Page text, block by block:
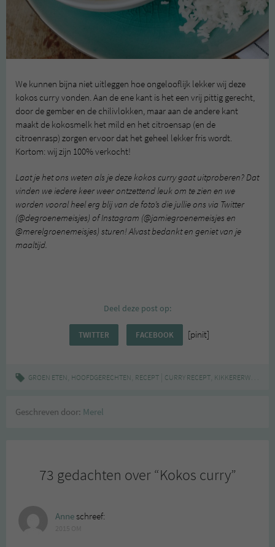
We kunnen bijna niet uitleggen hoe ongelooflijk lekker wij deze
kokos curry vonden. Aan de ene kant is het een vrij pittig gerecht,
door de gember en de chilivlokken, maar aan de andere kant
maakt de kokosmelk het mild en het citroensap (en de
citroenrasp) zorgen ervoor dat het geheel lekker fris wordt.
Kortom: wij zijn 100% verkocht!
Laat je het ons weten als je deze kokos curry gaat uitproberen? Dat
vinden we iedere keer weer ontzettend leuk om te zien en we
worden vooral heel erg blij van de foto’s die jullie ons via Twitter
(@degroenemeisjes) of Instagram (@jamiegroenemeisjes en
@merelgroenemeisjes) sturen! Alvast bedankt en geniet van je
maaltijd.
Deel deze post op:
TWITTER FACEBOOK [pinit]
GROEN ETEN, HOOFDGERECHTEN, RECEPT CURRY RECEPT, KIKKERERWTEN
Geschreven door: Merel
73 gedachten over “Kokos curry”
Anneschreef: